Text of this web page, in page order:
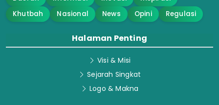
Khutbah
Nasional News Opini Regulasi
Halaman Penting
Visi & Misi
Sejarah Singkat
Logo & Makna